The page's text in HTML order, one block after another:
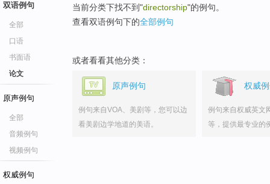
双语例句
全部
口语
书面语
论文
原声例句
全部
音频例句
视频例句
权威例句
当前分类下找不到"directorship"的例句。
查看双语例句下的全部例句
或者看看其他分类：
原声例句
例句来自VOA、美剧等，您可以边
看美剧边学地道的美语。
权威
例句来自权威英文
等，提供最专业的